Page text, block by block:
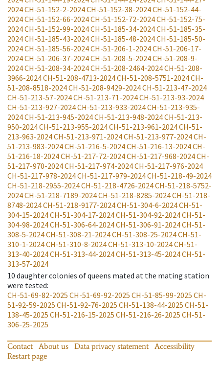
2024CH-51-152-2-2024CH-51-152-38-2024CH-51-152-44-
2024CH-51-152-66-2024CH-51-152-72-2024CH-51-152-75-
2024CH-51-152-99-2024CH-51-185-34-2024CH-51-185-35-
2024CH-51-185-43-2024CH-51-185-48-2024CH-51-185-50-
2024CH-51-185-56-2024CH-51-206-1-2024CH-51-206-17-
2024CH-51-206-37-2024CH-51-208-5-2024CH-51-208-9-
2024CH-51-208-34-2024CH-51-208-2464-2024CH-51-208-
3966-2024CH-51-208-4713-2024CH-51-208-5751-2024CH-
51-208-8518-2024CH-51-208-9429-2024CH-51-213-47-2024
CH-51-213-57-2024CH-51-213-71-2024CH-51-213-93-2024
CH-51-213-927-2024CH-51-213-933-2024CH-51-213-935-
2024CH-51-213-945-2024CH-51-213-948-2024CH-51-213-
950-2024CH-51-213-955-2024CH-51-213-961-2024CH-51-
213-963-2024CH-51-213-971-2024CH-51-213-977-2024CH-
51-213-983-2024CH-51-216-5-2024CH-51-216-13-2024CH-
51-216-18-2024CH-51-217-72-2024CH-51-217-968-2024CH-
51-217-970-2024CH-51-217-974-2024CH-51-217-976-2024
CH-51-217-978-2024CH-51-217-979-2024CH-51-218-49-2024
CH-51-218-2955-2024CH-51-218-4726-2024CH-51-218-5752-
2024CH-51-218-7189-2024CH-51-218-8285-2024CH-51-218-
8748-2024CH-51-218-9177-2024CH-51-304-6-2024CH-51-
304-15-2024CH-51-304-17-2024CH-51-304-92-2024CH-51-
304-98-2024CH-51-306-64-2024CH-51-306-91-2024CH-51-
308-5-2024CH-51-308-21-2024CH-51-308-25-2024CH-51-
310-1-2024CH-51-310-8-2024CH-51-313-10-2024CH-51-
313-40-2024CH-51-313-44-2024CH-51-313-45-2024CH-51-
313-57-2024
10 daughter colonies of queens mated at the mating station
were tested:
CH-51-69-82-2025 CH-51-69-92-2025 CH-51-85-99-2025 CH-
51-92-59-2025 CH-51-92-76-2025 CH-51-138-44-2025 CH-51-
138-45-2025 CH-51-216-15-2025 CH-51-216-26-2025 CH-51-
306-25-2025
Contact About us Data privacy statement
Accessibility
Restart page